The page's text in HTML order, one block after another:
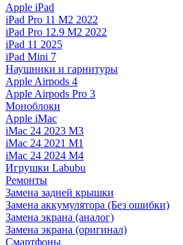
Apple iPad
iPad Pro 11 M2 2022
iPad Pro 12.9 M2 2022
iPad 11 2025
iPad Mini 7
Наушники и гарнитуры
Apple Airpods 4
Apple Airpods Pro 3
Моноблоки
Apple iMac
iMac 24 2023 M3
iMac 24 2021 M1
iMac 24 2024 M4
Игрушки Labubu
Ремонты
Замена задней крышки
Замена аккумулятора (Без ошибки)
Замена экрана (аналог)
Замена экрана (оригинал)
Смартфоны